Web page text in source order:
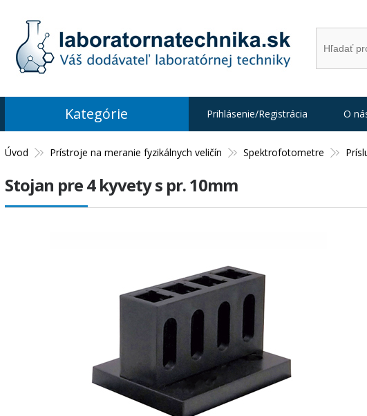
Úvod Prístroje na meranie fyzikálnych veličín Spektrofotometre
Stojan pre 4 kyvety s pr. 10mm
Kategórie Prihlásenie/Registrácia O